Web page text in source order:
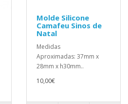
Molde Silicone
Camafeu Sinos de
Natal
Medidas
Aproximadas: 37mm x
28mm x h30mm..
10,00€